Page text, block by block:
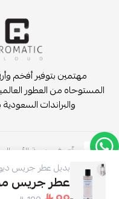
بديل عطر جريس
عطر جريس
مهتمين بتوفير أفخم
المستوحاه من العطور
والبراندات
موثّق في منصة الأعمال